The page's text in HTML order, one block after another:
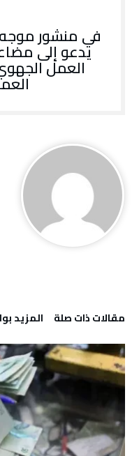
في منشور موجه
يدعو إلى
العمل
‫مقالات ذات صلة‬ ‫‫المزيد